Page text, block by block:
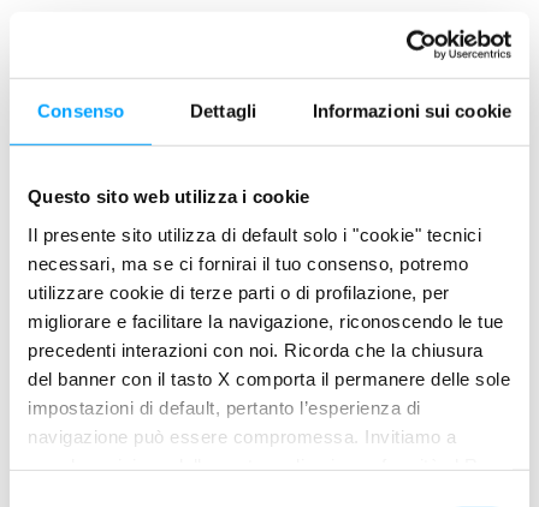
Consenso Dettagli Informazioni sui cookie
Questo sito web utilizza i cookie
Il presente sito utilizza di default solo i "cookie" tecnici
necessari, ma se ci fornirai il tuo consenso, potremo
utilizzare cookie di terze parti o di profilazione, per
migliorare e facilitare la navigazione, riconoscendo le tue
precedenti interazioni con noi. Ricorda che la chiusura
del banner con il tasto X comporta il permanere delle sole
impostazioni di default, pertanto l’esperienza di
navigazione può essere compromessa. Invitiamo a
SCHEDA DI SICUREZZA
DESCRIZIONE
specificamente formulato per soddisfare le esigenze dei
motori diesel di elevata cilindrata impiegati per il trasporto
pesante e le applicazioni industriali. L’opportuna additivazione e
l’impiego di speciali polimeri conferiscono al lubrificante
eccellenti proprietà detergenti-disperdenti, superiori
caratteristiche antiossidanti, anticorrosive e spiccata stabilità
termica.
PLUS DI PRODOTTO